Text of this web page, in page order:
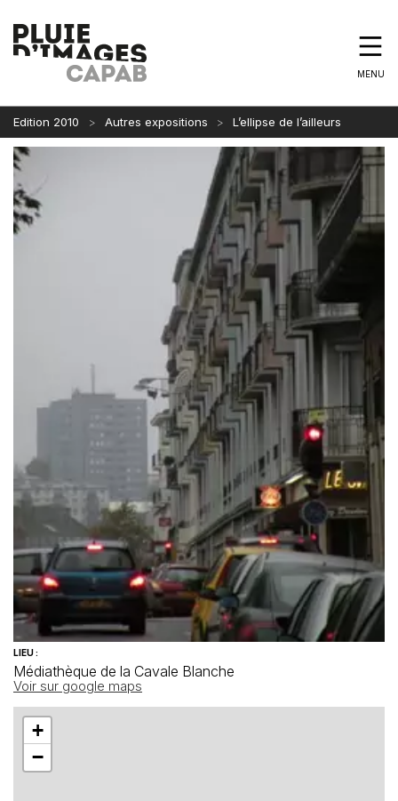
MENU
Edition 2010 Autres expositions L’ellipse de l’ailleurs
LIEU :
Médiathèque de la Cavale Blanche
Voir sur google maps
+
−